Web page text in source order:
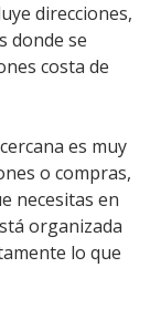
direcciones,
donde se
costa de
es muy
o compras,
necesitas en
organizada
lo que